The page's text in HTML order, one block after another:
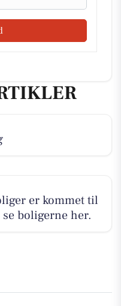
er kommet til
boligerne her.